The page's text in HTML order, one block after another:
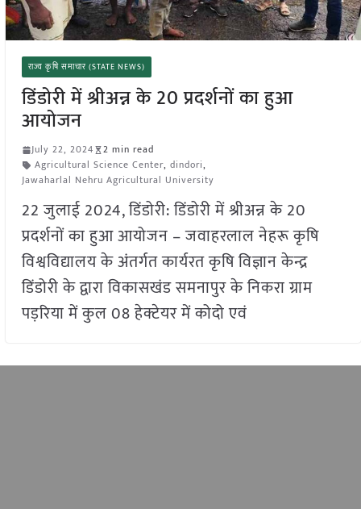
राज्य कृषि समाचार (STATE NEWS)
डिंडोरी में श्रीअन्न के 20 प्रदर्शनों का हुआ
आयोजन
July 22, 2024
2 min read
Agricultural Science Center, dindori,
Jawaharlal Nehru Agricultural University
22 जुलाई 2024, डिंडोरी: डिंडोरी में श्रीअन्न के 20
प्रदर्शनों का हुआ आयोजन – जवाहरलाल नेहरू कृषि
विश्वविद्यालय के अंतर्गत कार्यरत कृषि विज्ञान केन्द्र
डिंडोरी के द्वारा विकासखंड समनापुर के निकरा ग्राम
पड़रिया में कुल 08 हेक्टेयर में कोदो एवं